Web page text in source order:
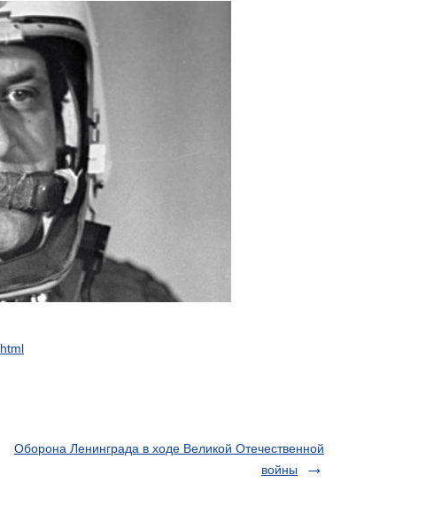
html
Оборона Ленинграда в ходе Великой Отечественной
войны